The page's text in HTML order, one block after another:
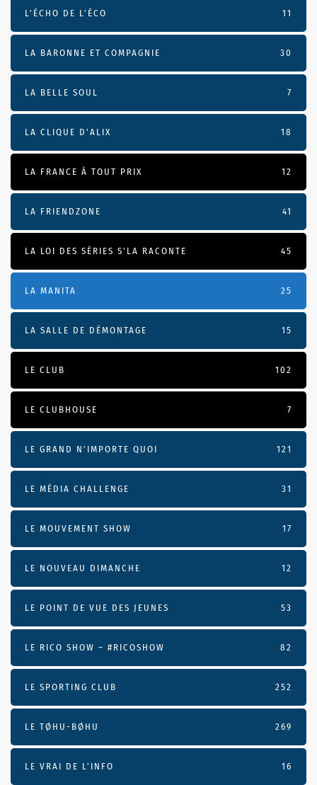
L’ÉCHO DE L’ÉCO 11
LA BARONNE ET COMPAGNIE 30
LA BELLE SOUL 7
LA CLIQUE D'ALIX 18
LA FRANCE À TOUT PRIX 12
LA FRIENDZONE 41
LA LOI DES SÉRIES S'LA RACONTE 45
LA MANITA 25
LA SALLE DE DÉMONTAGE 15
LE CLUB 102
LE CLUBHOUSE 7
LE GRAND N’IMPORTE QUOI 121
LE MÉDIA CHALLENGE 31
LE MOUVEMENT SHOW 17
LE NOUVEAU DIMANCHE 12
LE POINT DE VUE DES JEUNES 53
LE RICO SHOW – #RICOSHOW 82
LE SPORTING CLUB 252
LE TØHU-BØHU 269
LE VRAI DE L’INFO 16